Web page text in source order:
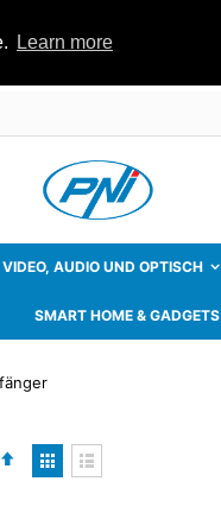
Learn more
AUDIO UND OPTISCH
SMART HOME & GADGETS
Absteigend
sortieren
Anzeigen
als